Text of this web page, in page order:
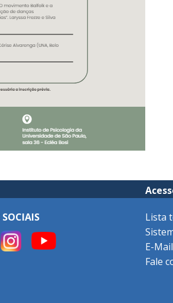
SOCIAIS
Lista
E-
Fale